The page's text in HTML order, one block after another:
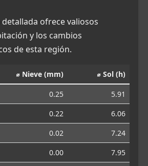
ofrece valiosos
y los cambios
de esta región.
⌀ Nieve (mm) ⌀ Sol (h)
0.25
5.91
0.22
6.06
0.02
7.24
0.00
7.95